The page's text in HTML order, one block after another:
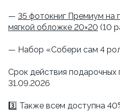
— 35 фотокниг Премиум на
мягкой обложке 20×20 (10
— Набор «Собери сам 4
Срок действия
31.09.2026
3️⃣ Также всем доступна